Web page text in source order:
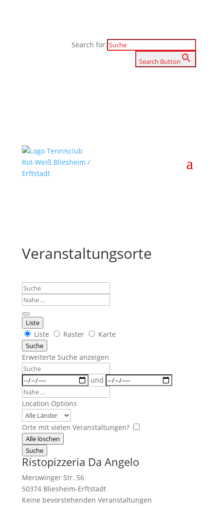
Search for:
Search Button
Veranstaltungsorte
Suche
Nahe
...
Liste
Anzeigetyp
für
Suchergebnisse
Liste Raster Karte
Suche
Erweiterte Suche anzeigen
Suche
Daten
und
Nahe
...
Location Options
Land
Orte mit vielen Veranstaltungen?
Alle löschen
Suche
Ristopizzeria Da Angelo
Merowinger Str. 56
50374 Bliesheim-Erftstadt
Keine bevorstehenden Veranstaltungen